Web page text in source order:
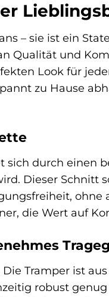
– sie ist ein
Qualität und
Look für
zu Hause
sich durch
Dieser Schnitt
ohne
die Wert auf
Tramper ist
robust